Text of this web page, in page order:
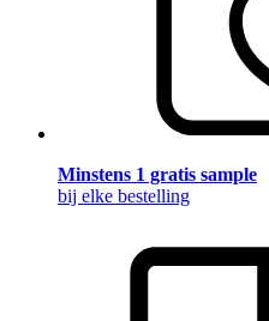
Minstens 1 gratis sample
bij elke bestelling